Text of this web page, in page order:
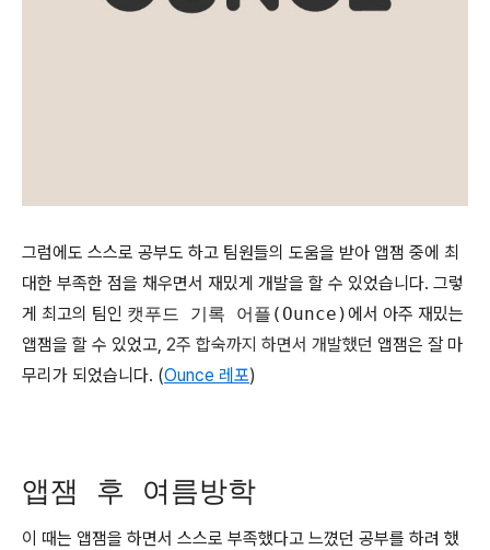
그럼에도 스스로 공부도 하고 팀원들의 도움을 받아 앱잼 중에 최
대한 부족한 점을 채우면서 재밌게 개발을 할 수 있었습니다. 그렇
게 최고의 팀인 캣푸드 기록 어플(Ounce)에서 아주 재밌는
앱잼을 할 수 있었고, 2주 합숙까지 하면서 개발했던 앱잼은 잘 마
무리가 되었습니다. (Ounce 레포)
앱잼 후 여름방학
이 때는 앱잼을 하면서 스스로 부족했다고 느꼈던 공부를 하려 했